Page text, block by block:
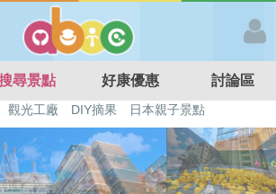
尋景點 好康優惠 討論區
親子住房優惠 台北親子餐廳
溫泉泡湯SPA
DIY摘果 日本親子景點